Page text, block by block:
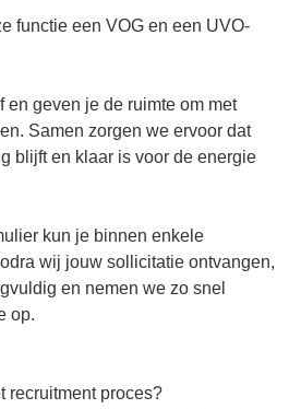
functie een VOG en een UVO-
en geven je de ruimte om met
Samen zorgen we ervoor dat
blijft en klaar is voor de energie
kun je binnen enkele
wij jouw sollicitatie ontvangen,
en nemen we zo snel
op.
recruitment proces?